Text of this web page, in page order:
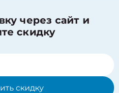
через сайт и
скидку
скидку